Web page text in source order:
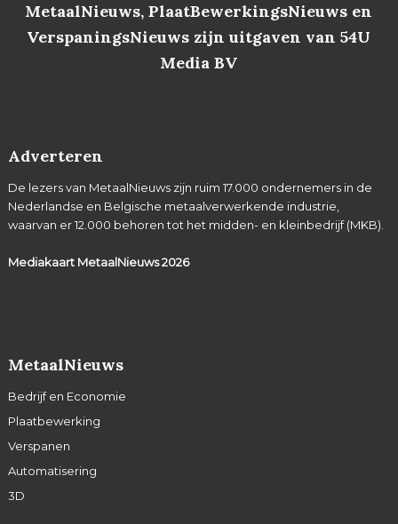
MetaalNieuws, PlaatBewerkingsNieuws en
VerspaningsNieuws zijn uitgaven van 54U
Media BV
Adverteren
De lezers van MetaalNieuws zijn ruim 17.000 ondernemers in de
Nederlandse en Belgische metaalverwerkende industrie,
waarvan er 12.000 behoren tot het midden- en kleinbedrijf (MKB).
Mediakaart MetaalNieuws2026
MetaalNieuws
Bedrijf en Economie
Plaatbewerking
Verspanen
Automatisering
3D